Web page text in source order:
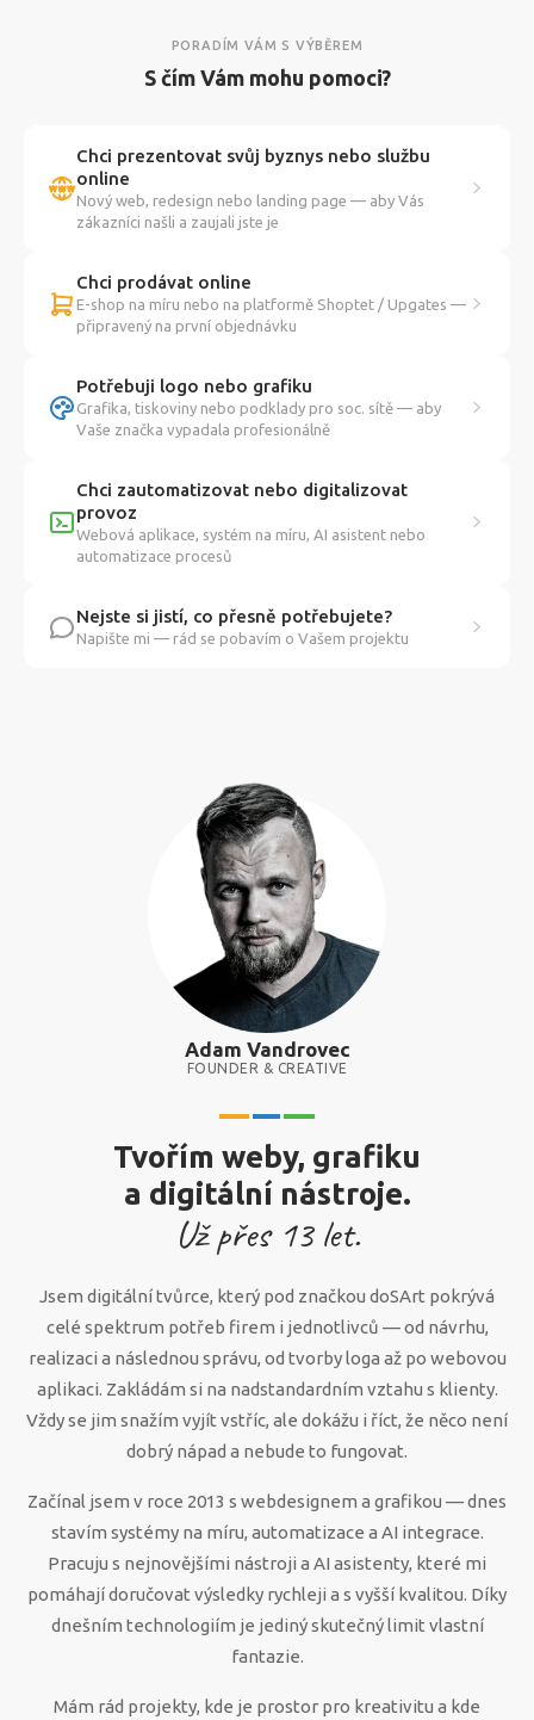
PORADÍM VÁM S VÝBĚREM
S čím Vám mohu pomoci?
Chci prezentovat svůj byznys nebo službu
online
Nový web, redesign nebo landing page — aby Vás
zákazníci našli a zaujali jste je
Chci prodávat online
E-shop na míru nebo na platformě Shoptet / Upgates —
připravený na první objednávku
Potřebuji logo nebo grafiku
Grafika, tiskoviny nebo podklady pro soc. sítě — aby
Vaše značka vypadala profesionálně
Chci zautomatizovat nebo digitalizovat
provoz
Webová aplikace, systém na míru, AI asistent nebo
automatizace procesů
Nejste si jistí, co přesně potřebujete?
Napište mi — rád se pobavím o Vašem projektu
Adam Vandrovec
FOUNDER & CREATIVE
Tvořím weby, grafiku
a digitální nástroje.
Už přes 13let.
Jsem digitální tvůrce, který pod značkou doSArt pokrývá
celé spektrum potřeb firem i jednotlivců — od návrhu,
realizaci a následnou správu, od tvorby loga až po webovou
aplikaci. Zakládám si na nadstandardním vztahu s klienty.
Vždy se jim snažím vyjít vstříc, ale dokážu i říct, že něco není
dobrý nápad a nebude to fungovat.
Začínal jsem v roce 2013 s webdesignem a grafikou — dnes
stavím systémy na míru, automatizace a AI integrace.
Pracuju s nejnovějšími nástroji a AI asistenty, které mi
pomáhají doručovat výsledky rychleji a s vyšší kvalitou. Díky
dnešním technologiím je jediný skutečný limit vlastní
fantazie.
Mám rád projekty, kde je prostor pro kreativitu a kde